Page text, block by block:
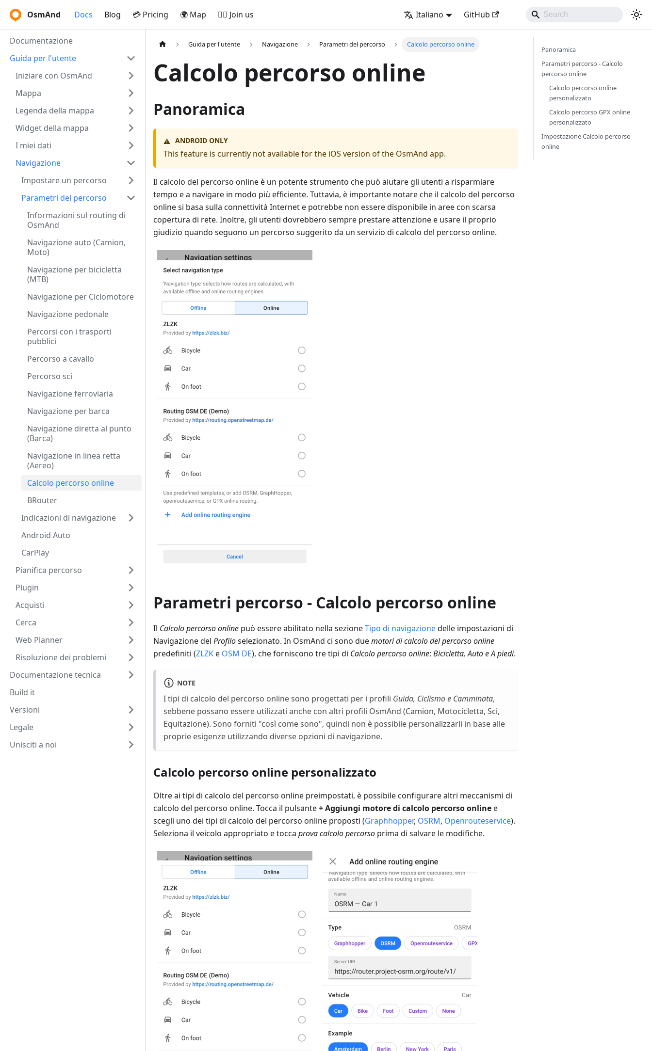
OsmAnd Docs Blog 💳 Pricing 🌍 Map 🚵‍♂️ Join us Italiano GitHub
Documentazione
Guida per l'utente
Iniziare con OsmAnd
Mappa
Legenda della mappa
Widget della mappa
I miei dati
Navigazione
Impostare un percorso
Parametri del percorso
Informazioni sul routing di
OsmAnd
Navigazione auto (Camion,
Moto)
Navigazione per bicicletta
(MTB)
Navigazione per Ciclomotore
Navigazione pedonale
Percorsi con i trasporti
pubblici
Percorso a cavallo
Percorso sci
Navigazione ferroviaria
Navigazione per barca
Navigazione diretta al punto
(Barca)
Navigazione in linea retta
(Aereo)
Calcolo percorso online
BRouter
Indicazioni di navigazione
Android Auto
CarPlay
Pianifica percorso
Plugin
Acquisti
Cerca
Web Planner
Risoluzione dei problemi
Documentazione tecnica
Build it
Versioni
Legale
Unisciti a noi
Guida per l'utente Navigazione Parametri del percorso Calcolo percorso online
Calcolo percorso online
Panoramica
⚠️ ANDROID ONLY
This feature is currently not available for the iOS version of the OsmAnd app.
Il calcolo del percorso online è un potente strumento che può aiutare gli utenti a risparmiare
tempo e a navigare in modo più efficiente. Tuttavia, è importante notare che il calcolo del percorso
online si basa sulla connettività Internet e potrebbe non essere disponibile in aree con scarsa
copertura di rete. Inoltre, gli utenti dovrebbero sempre prestare attenzione e usare il proprio
giudizio quando seguono un percorso suggerito da un servizio di calcolo del percorso online.
Parametri percorso - Calcolo percorso online
Il Calcolo percorso online può essere abilitato nella sezioneTipo di navigazionedelle impostazioni di
Navigazione del Profiloselezionato. In OsmAnd ci sono duemotori di calcolo del percorso online
predefiniti (ZLZKe OSM DE), che forniscono tre tipi di Calcolo percorso online: Bicicletta, Auto e A piedi.
NOTE
I tipi di calcolo del percorso online sono progettati per i profili Guida, Ciclismo e Camminata,
sebbene possano essere utilizzati anche con altri profili OsmAnd (Camion, Motocicletta, Sci,
Equitazione). Sono forniti "così come sono", quindi non è possibile personalizzarli in base alle
proprie esigenze utilizzando diverse opzioni di navigazione.
Calcolo percorso online personalizzato
Oltre ai tipi di calcolo del percorso online preimpostati, è possibile configurare altri meccanismi di
calcolo del percorso online. Tocca il pulsante+ Aggiungi motore di calcolo percorso onlinee
scegli uno dei tipi di calcolo del percorso online proposti (Graphhopper, OSRM, Openrouteservice).
Seleziona il veicolo appropriato e tocca prova calcolo percorso prima di salvare le modifiche.
Panoramica
Parametri percorso - Calcolo
percorso online
Calcolo percorso online
personalizzato
Calcolo percorso GPX online
personalizzato
Impostazione Calcolo percorso
online